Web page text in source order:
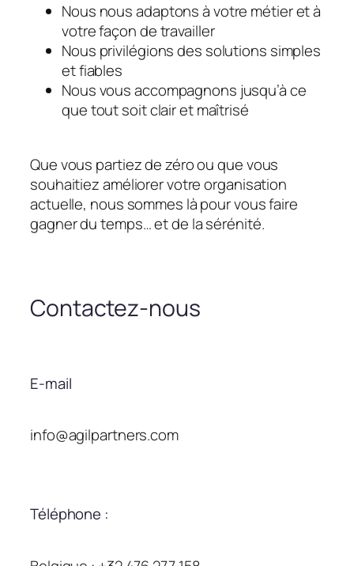
Nous nous adaptons à votre métier et à
votre façon de travailler
Nous privilégions des solutions simples
et fiables
Nous vous accompagnons jusqu’à ce
que tout soit clair et maîtrisé
Que vous partiez de zéro ou que vous
souhaitiez améliorer votre organisation
actuelle, nous sommes là pour vous faire
gagner du temps… et de la sérénité.
Contactez-nous
E-mail
info@agilpartners.com
Téléphone :